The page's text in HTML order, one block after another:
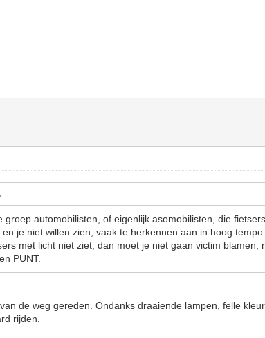
groep automobilisten, of eigenlijk asomobilisten, die
je niet willen zien, vaak te herkennen aan in hoog
met licht niet ziet, dan moet je niet gaan victim blamen,
PUNT.
de weg gereden. Ondanks draaiende lampen, felle
rijden.